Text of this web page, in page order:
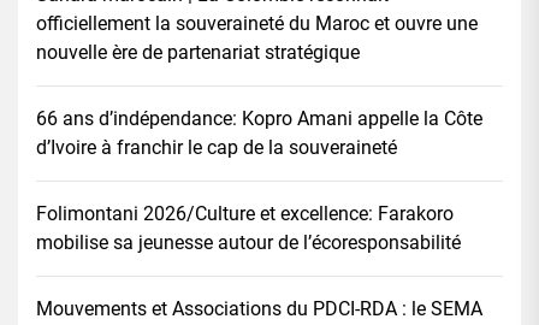
officiellement la souveraineté du Maroc et ouvre une
nouvelle ère de partenariat stratégique
66 ans d’indépendance: Kopro Amani appelle la Côte
d’Ivoire à franchir le cap de la souveraineté
Folimontani 2026/Culture et excellence: Farakoro
mobilise sa jeunesse autour de l’écoresponsabilité
Mouvements et Associations du PDCI-RDA : le SEMA